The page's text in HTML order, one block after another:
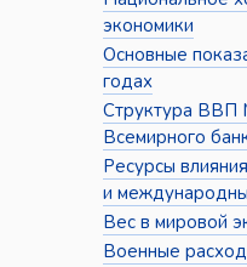
экономики
Основные
годах
Структура ВВП
Всемирного
Ресурсы
и
Вес в мировой
Военные